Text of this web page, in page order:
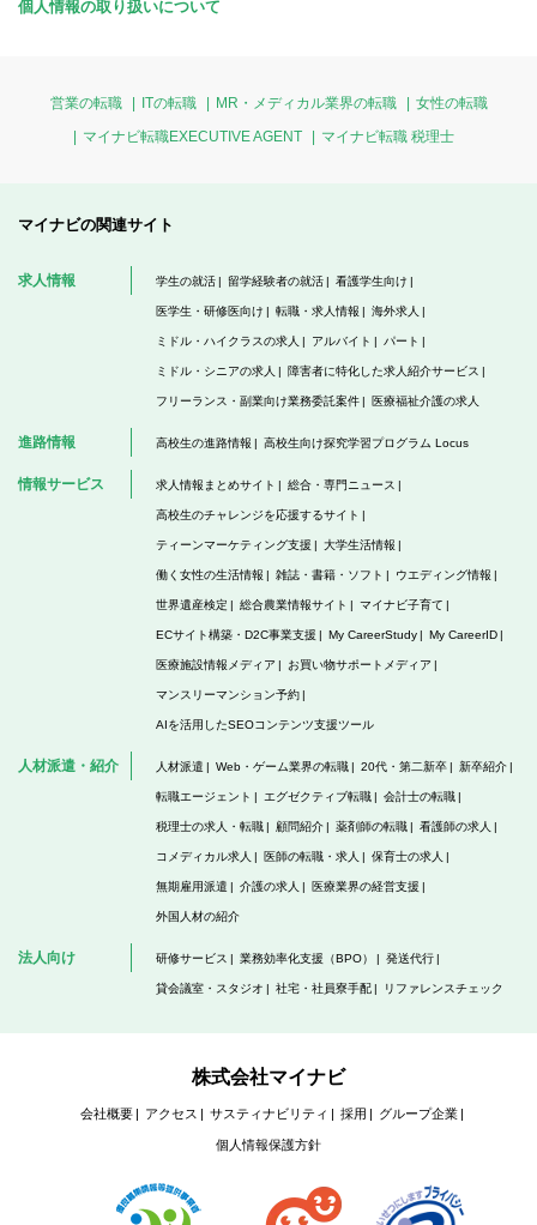
個人情報の取り扱いについて
営業の転職 ITの転職 MR・メディカル業界の転職
女性の転職
マイナビ転職EXECUTIVE AGENT
マイナビ転職 税理士
マイナビの関連サイト
求人情報 学生の就活 留学経験者の就活 看護学生向け
医学生・研修医向け 転職・求人情報 海外求人
ミドル・ハイクラスの求人 アルバイト パート
ミドル・シニアの求人 障害者に特化した求人紹介サービス
フリーランス・副業向け業務委託案件 医療福祉介護の求人
進路情報 高校生の進路情報 高校生向け探究学習プログラム Locus
情報サービス 求人情報まとめサイト 総合・専門ニュース
高校生のチャレンジを応援するサイト
ティーンマーケティング支援 大学生活情報
働く女性の生活情報 雑誌・書籍・ソフト ウエディング情報
世界遺産検定 総合農業情報サイト マイナビ子育て
ECサイト構築・D2C事業支援 My CareerStudy My CareerID
医療施設情報メディア お買い物サポートメディア
マンスリーマンション予約
AIを活用したSEOコンテンツ支援ツール
人材派遣・紹介 人材派遣 Web・ゲーム業界の転職 20代・第二新卒 新卒紹介
転職エージェント エグゼクティブ転職 会計士の転職
税理士の求人・転職 顧問紹介 薬剤師の転職 看護師の求人
コメディカル求人 医師の転職・求人 保育士の求人
無期雇用派遣 介護の求人 医療業界の経営支援
外国人材の紹介
法人向け 研修サービス 業務効率化支援（BPO） 発送代行
貸会議室・スタジオ 社宅・社員寮手配 リファレンスチェック
株式会社マイナビ
会社概要 アクセス サスティナビリティ 採用 グループ企業
個人情報保護方針